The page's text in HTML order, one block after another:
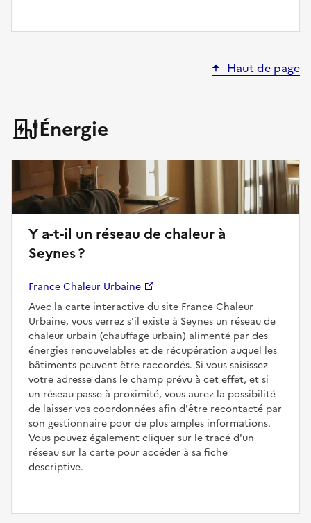
Haut de page
Énergie
Y a-t-il un réseau de chaleur à
Seynes ?
France Chaleur Urbaine
Avec la carte interactive du site France Chaleur
Urbaine, vous verrez s'il existe à Seynes un réseau de
chaleur urbain (chauffage urbain) alimenté par des
énergies renouvelables et de récupération auquel les
bâtiments peuvent être raccordés. Si vous saisissez
votre adresse dans le champ prévu à cet effet, et si
un réseau passe à proximité, vous aurez la possibilité
de laisser vos coordonnées afin d'être recontacté par
son gestionnaire pour de plus amples informations.
Vous pouvez également cliquer sur le tracé d'un
réseau sur la carte pour accéder à sa fiche
descriptive.